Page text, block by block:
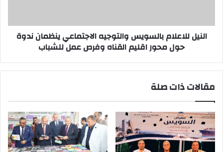
محور
اقليم
عمل
النيل للاعلام بالسويس والتوجيه الاجتماعي ينظمان ندوة
حول محور اقليم القناه وفرص عمل للشباب
مقالات ذات صلة